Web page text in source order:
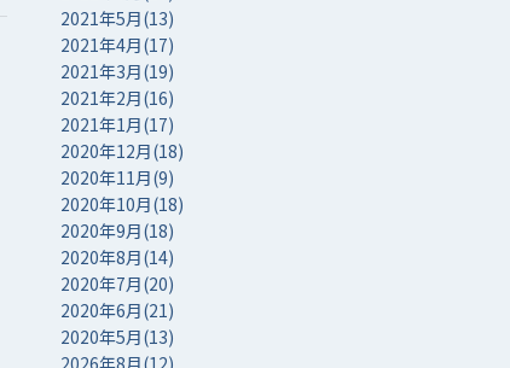
2021年5月(13)
2021年4月(17)
2021年3月(19)
2021年2月(16)
2021年1月(17)
2020年12月(18)
2020年11月(9)
2020年10月(18)
2020年9月(18)
2020年8月(14)
2020年7月(20)
2020年6月(21)
2020年5月(13)
2026年8月(12)